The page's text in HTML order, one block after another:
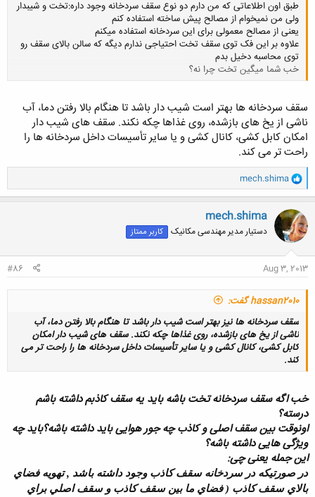
طبق اون اطلاعاتی که من دارم دو نوع سقف سردخانه وجود داره:تخت و شیبدار
ولی من نمیخوام از مصالح پیش ساخته استفاده کنم
یعنی از مصالح معمولی برای این سردخانه استفاده میکنم
علاوه بر این فک توی سقف تخت احتیاجی ندارم دیگه که سالن بالای سقف رو
توی محاسبه دخیل بدم
خب شما میگین تخت چرا نه؟
کلیک کنید تا باز شود...
سقف سردخانه ها بهتر است شيب دار باشد تا هنگام بالا رفتن دما، آب
ناشى از يخ هاى بازشده، روى غذاها چکه نکند. سقف هاى شيب دار
امکان کابل کشى، کانال کشى و يا ساير تأسيسات داخل سردخانه ها را
راحت تر مى کند.
و
ا
ک
ن
ش
ه
ا
mech.shima
mech.shima
دستیار مدیر مهندسی مکانیک کاربر ممتاز
Aug 3, 2013
#86
hassan2010 گفت:
سقف سردخانه ها نيز بهتر است شيب دار باشد تا هنگام بالا رفتن دما، آب
ناشى از يخ هاى بازشده، روى غذاها چکه نکند. سقف هاى شيب دار امکان
کابل کشى، کانال کشى و يا ساير تأسيسات داخل سردخانه ها را راحت تر مى
کند.
خب اگه سقف سردخانه تخت باشه باید یه سقف کاذبم داشته باشم
درسته؟
اونوقت بین سقف اصلی و کاذب چه جور هوایی باید داشته باشه؟باید چه
ویژگی هایی داشته باشه؟
این جمله یعنی چی:
در صورتيكه در سردخانه سقف كاذب وجود داشته باشد , تهويه فضاي
بالاي سقف كاذب ( فضاي ما بين سقف كاذب و سقف اصلي براي